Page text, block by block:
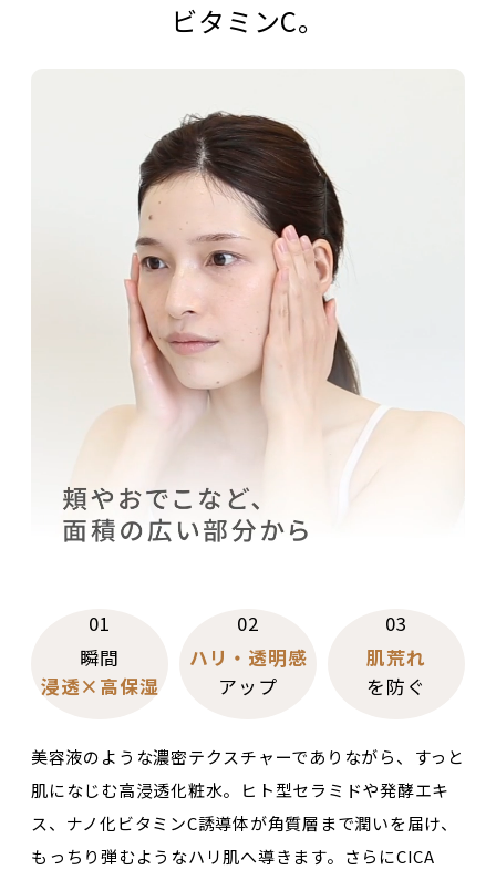
ビタミンC。
01
瞬間
浸透×高保湿
02
ハリ・透明感
アップ
03
肌荒れ
を防ぐ
美容液のような濃密テクスチャーでありながら、すっと
肌になじむ高浸透化粧水。ヒト型セラミドや発酵エキ
ス、ナノ化ビタミンC誘導体が角質層まで潤いを届け、
もっちり弾むようなハリ肌へ導きます。さらにCICA